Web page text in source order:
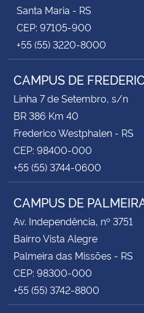
Santa Maria - RS
CEP: 97105-900
+55 (55) 3220-8000
CAMPUS DE
Linha 7 de Setembro, s/n
BR 386 Km 40
Frederico Westphalen - RS
CEP: 98400-000
+55 (55) 3744-0600
CAMPUS DE
Av. Independência, nº 3751
Bairro Vista Alegre
Palmeira das Missões - RS
CEP: 98300-000
+55 (55) 3742-8800